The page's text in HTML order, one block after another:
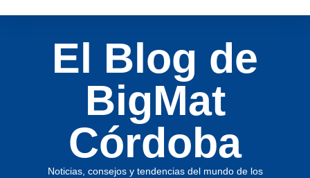
El Blog de
BigMat
Córdoba
Noticias, consejos y tendencias del mundo de los